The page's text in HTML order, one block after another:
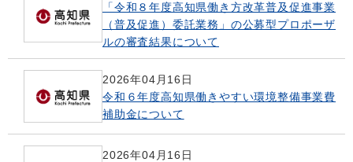
「令和８年度高知県働き方改革普及促進事業
（普及促進）委託業務」の公募型プロポーザ
ルの審査結果について
2026年04月16日
令和６年度高知県働きやすい環境整備事業費
補助金について
2026年04月16日